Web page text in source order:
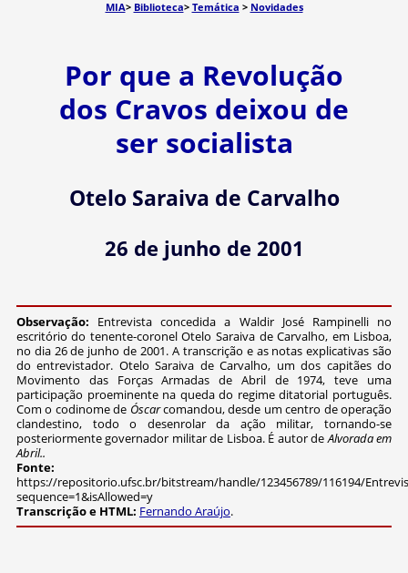
MIA> Biblioteca> Temática > Novidades
Por que a Revolução
dos Cravos deixou de
ser socialista
Otelo Saraiva de Carvalho
26 de junho de 2001
Observação: Entrevista concedida a Waldir José Rampinelli no
escritório do tenente-coronel Otelo Saraiva de Carvalho, em Lisboa,
no dia 26 de junho de 2001. A transcrição e as notas explicativas são
do entrevistador. Otelo Saraiva de Carvalho, um dos capitães do
Movimento das Forças Armadas de Abril de 1974, teve uma
participação proeminente na queda do regime ditatorial português.
Com o codinome de Óscarcomandou, desde um centro de operação
clandestino, todo o desenrolar da ação militar, tornando-se
posteriormente governador militar de Lisboa. É autor deAlvorada em
Abril..
Fonte:
https://repositorio.ufsc.br/bitstream/handle/123456789/116194/
sequence=1&isAllowed=y
Transcrição e HTML: Fernando Araújo.